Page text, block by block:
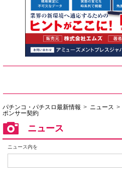
パチンコ・パチスロ最新情報 ニュース
ポンサー契約
ニュース
ニュース内を